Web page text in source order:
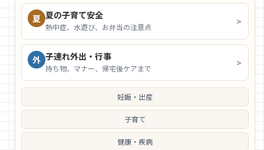
夏 夏の子育て安全
熱中症、水遊び、お弁当の注意点 >
外 子連れ外出・行事
持ち物、マナー、帰宅後ケアまで >
妊娠・出産
子育て
健康・疾病